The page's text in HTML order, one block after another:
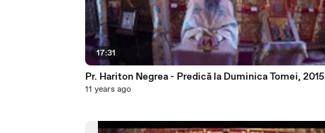
17:31
Pr. Hariton Negrea - Predică la Duminica Tomei, 2015
11 years ago